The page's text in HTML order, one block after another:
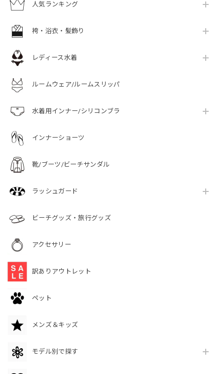
人気ランキング
袴・浴衣・髪飾り
レディース水着
ルームウェア/ルームスリッパ
水着用インナー/シリコンブラ
インナーショーツ
靴/ブーツ/ビーチサンダル
ラッシュガード
ビーチグッズ・旅行グッズ
アクセサリー
訳ありアウトレット
ペット
メンズ＆キッズ
モデル別で探す